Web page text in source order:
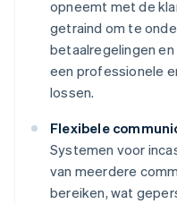
opneemt met de
getraind om te
betaalregelingen
een professionele
lossen.
Flexibele
Systemen voor
van meerdere
bereiken, wat